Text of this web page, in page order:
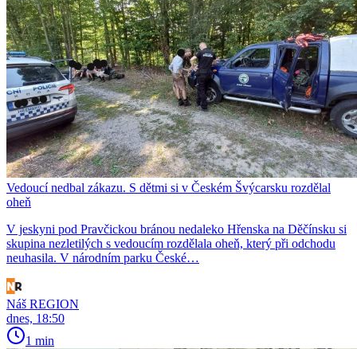
Vedoucí nedbal zákazu. S dětmi si v Českém Švýcarsku rozdělal
oheň
V jeskyni pod Pravčickou bránou nedaleko Hřenska na Děčínsku si
skupina nezletilých s vedoucím rozdělala oheň, který při odchodu
neuhasila. V národním parku České…
Náš REGION
dnes, 18:50
1 min